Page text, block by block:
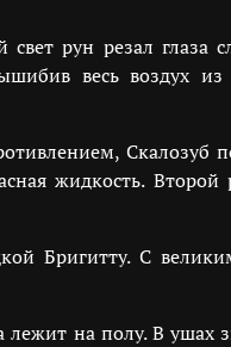
рун резал глаза
весь воздух
Скалозуб
жидкость.
Бригитту. С
на полу. В ушах